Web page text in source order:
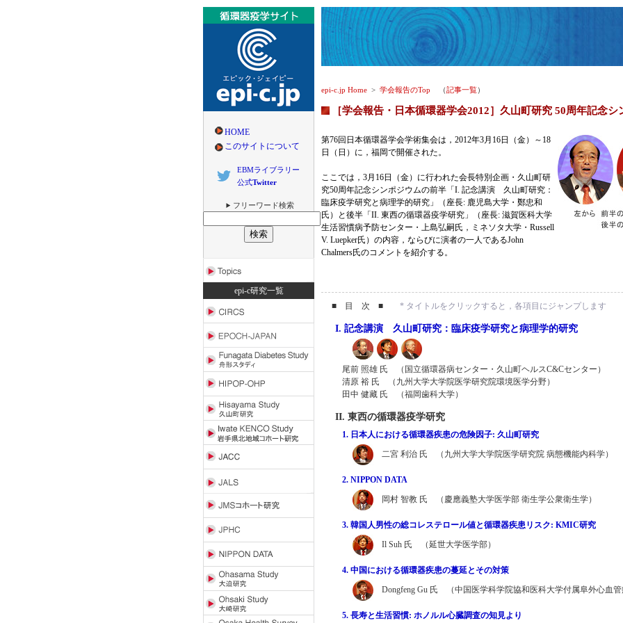
HOME
このサイトについて
EBMライブラリー
公式Twitter
フリーワード検索
epi-c研究一覧
epi-c.jp Home > 学会報告のTop （記事一覧）
［学会報告・日本循環器学会2012］久山町研究 50周年記念シ
第76回日本循環器学会学術集会は，2012年3月16日（金）～18
日（日）に，福岡で開催された。
ここでは，3月16日（金）に行われた会長特別企画・久山町研
究50周年記念シンポジウムの前半「I. 記念講演 久山町研究：
臨床疫学研究と病理学的研究」（座長: 鹿児島大学・鄭忠和
氏）と後半「II. 東西の循環器疫学研究」（座長: 滋賀医科大学
生活習慣病予防センター・上島弘嗣氏，ミネソタ大学・Russell
V. Luepker氏）の内容，ならびに演者の一人であるJohn
Chalmers氏のコメントを紹介する。
■ 目 次 ■ * タイトルをクリックすると，各項目にジャンプします
I. 記念講演 久山町研究：臨床疫学研究と病理学的研究
尾前 照雄 氏 （国立循環器病センター・久山町ヘルスC&Cセンター）
清原 裕 氏 （九州大学大学院医学研究院環境医学分野）
田中 健藏 氏 （福岡歯科大学）
II. 東西の循環器疫学研究
1. 日本人における循環器疾患の危険因子: 久山町研究
二宮 利治 氏 （九州大学大学院医学研究院 病態機能内科学）
2. NIPPON DATA
岡村 智教 氏 （慶應義塾大学医学部 衛生学公衆衛生学）
3. 韓国人男性の総コレステロール値と循環器疾患リスク: KMIC研究
Il Suh 氏 （延世大学医学部）
4. 中国における循環器疾患の蔓延とその対策
Dongfeng Gu 氏 （中国医学科学院協和医科大学付属阜外心血管
5. 長寿と生活習慣: ホノルル心臓調査の知見より